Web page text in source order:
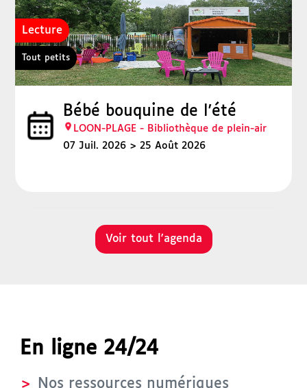
Lecture
Tout petits
Bébé bouquine de l'été
LOON-PLAGE - Bibliothèque de plein-air
07 Juil. 2026
25 Août 2026
Voir tout l'agenda
En ligne 24/24
Nos ressources numériques